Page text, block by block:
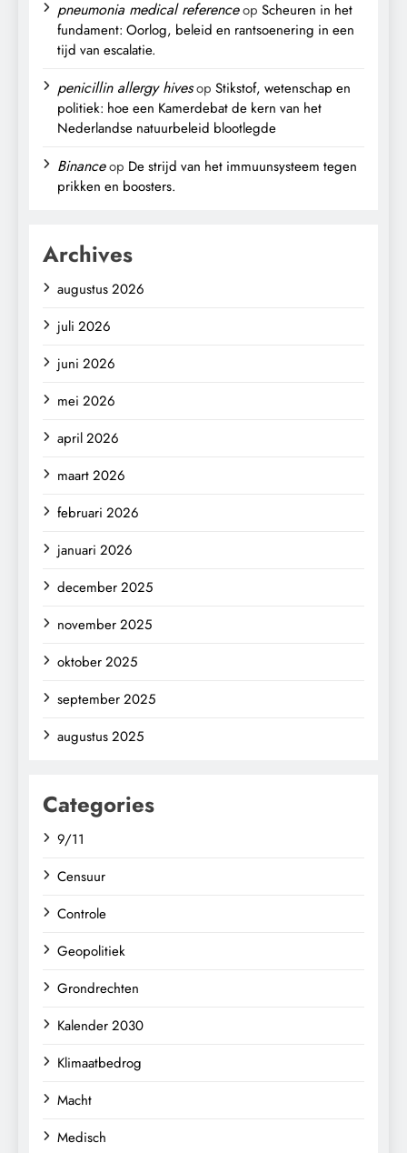
pneumonia medical referenceop Scheuren in het
fundament: Oorlog, beleid en rantsoenering in een
tijd van escalatie.
penicillin allergy hivesop Stikstof, wetenschap en
politiek: hoe een Kamerdebat de kern van het
Nederlandse natuurbeleid blootlegde
Binanceop De strijd van het immuunsysteem tegen
prikken en boosters.
Archives
augustus 2026
juli 2026
juni 2026
mei 2026
april 2026
maart 2026
februari 2026
januari 2026
december 2025
november 2025
oktober 2025
september 2025
augustus 2025
Categories
9/11
Censuur
Controle
Geopolitiek
Grondrechten
Kalender 2030
Klimaatbedrog
Macht
Medisch